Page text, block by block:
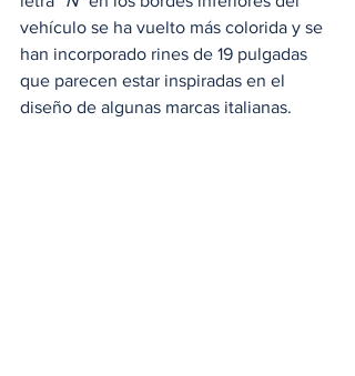
vehículo se ha vuelto más colorida y se
han incorporado rines de 19 pulgadas
que parecen estar inspiradas en el
diseño de algunas marcas italianas.